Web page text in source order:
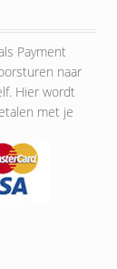
Payment
naar
Hier wordt
met je